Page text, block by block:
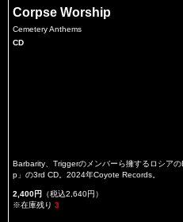
Corpse Worship
Cemetery Anthems
CD
Barbarity、Triggerのメンバーら擁するロシア
p」の3rd CD。2024年Coyote Records。
2,400円 （税込2,640円）
※在庫残り 3